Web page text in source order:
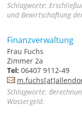
Schlagworte:
und Bewirtschaftung
Finanzverwaltung
Frau Fuchs
Zimmer 2a
Tel: 06407 9112-49
Schlagworte:
Wassergeld.